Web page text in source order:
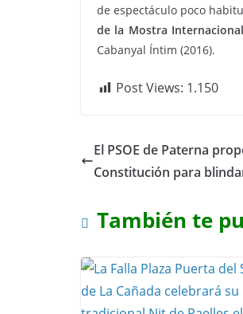
de espectáculo poco
de la Mostra
Cabanyal Íntim (2016).
Post Views: 1.150
El PSOE de Paterna
Constitución para
También te